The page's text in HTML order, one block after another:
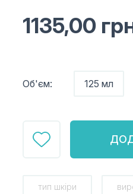
1135,00
Об'єм: 125 мл
тип шкіри